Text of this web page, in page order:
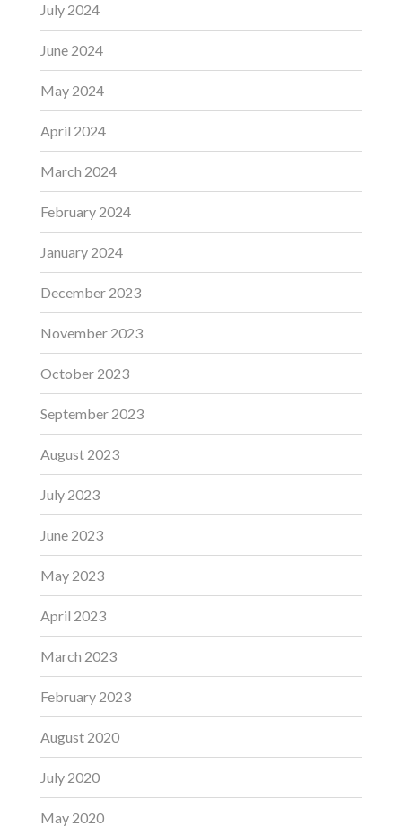
July 2024
June 2024
May 2024
April 2024
March 2024
February 2024
January 2024
December 2023
November 2023
October 2023
September 2023
August 2023
July 2023
June 2023
May 2023
April 2023
March 2023
February 2023
August 2020
July 2020
May 2020